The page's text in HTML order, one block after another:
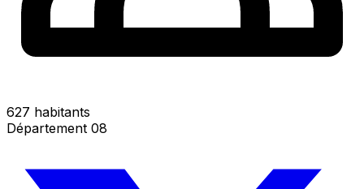
627 habitants
Département 08